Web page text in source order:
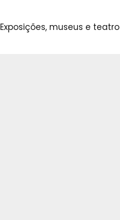
Exposições, museus e teatro
s